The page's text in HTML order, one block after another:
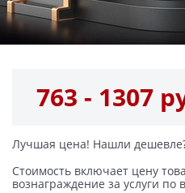
763 - 1307
Лучшая цена! Нашли
Стоимость включает цену
вознаграждение за услуги по